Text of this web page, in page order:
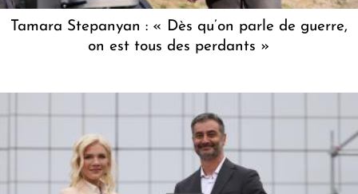
Tamara Stepanyan : « Dès qu’on parle de guerre,
on est tous des perdants »